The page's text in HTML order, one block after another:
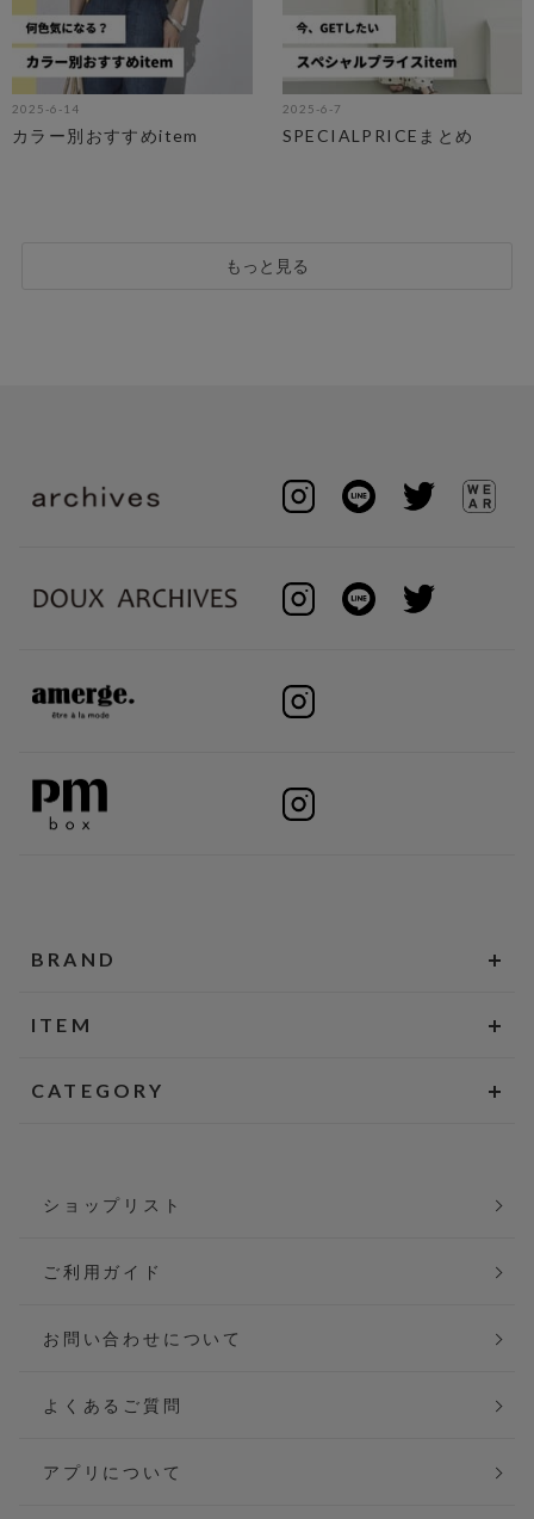
2025-6-14
カラー別おすすめitem
2025-6-7
SPECIALPRICEまとめ
もっと見る
BRAND
ITEM
CATEGORY
ショップリスト
ご利用ガイド
お問い合わせについて
よくあるご質問
アプリについて